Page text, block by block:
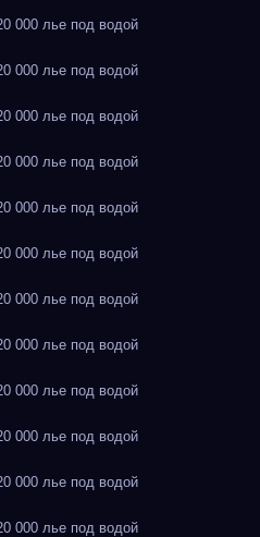
000 лье под водой
000 лье под водой
000 лье под водой
000 лье под водой
000 лье под водой
000 лье под водой
000 лье под водой
000 лье под водой
000 лье под водой
000 лье под водой
000 лье под водой
000 лье под водой